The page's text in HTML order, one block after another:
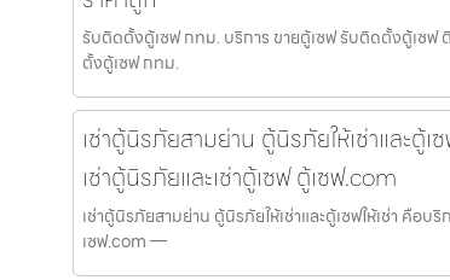
รับติดตั้งตู้เซฟ กทม. บริการ ขายตู้เซฟ รับติดตั้งตู้เซ
ตั้งตู้เซฟ กทม.
เช่าตู้นิรภัยสามย่าน ตู้นิรภัยให้เช่าและตู้
เช่าตู้นิรภัยและเช่าตู้เซฟ ตู้เซฟ.com
เช่าตู้นิรภัยสามย่าน ตู้นิรภัยให้เช่าและตู้เซฟให้เช่า คือบ
เซฟ.com —